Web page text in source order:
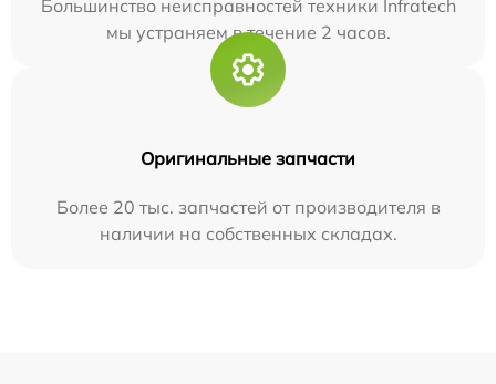
Большинство неисправностей техники Infratech
мы устраняем в течение 2 часов.
Оригинальные запчасти
Более 20 тыс. запчастей от производителя в
наличии на собственных складах.